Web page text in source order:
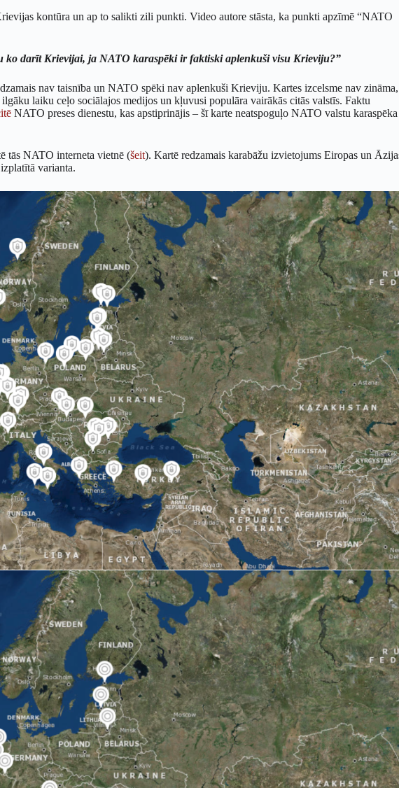
kontūra un ap to salikti zili punkti. Video autore stāsta, ka punkti apzīmē “NATO
ko darīt Krievijai, ja NATO karaspēki ir faktiski aplenkuši visu Krieviju?”
nav taisnība un NATO spēki nav aplenkuši Krieviju. Kartes izcelsme nav zināma,
laiku ceļo sociālajos medijos un kļuvusi populāra vairākās citās valstīs. Faktu
NATO preses dienestu, kas apstiprinājis – šī karte neatspoguļo NATO valstu karaspēka
tās NATO interneta vietnē (šeit). Kartē redzamais karabāžu izvietojums Eiropas un
izplatītā varianta.